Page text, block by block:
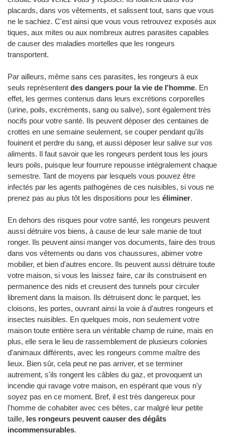
placards, dans vos vêtements, et salissent tout, sans que vous
ne le sachiez. C'est ainsi que vous vous retrouvez exposés aux
tiques, aux mites ou aux nombreux autres parasites capables
de causer des maladies mortelles que les rongeurs
transportent.
Par ailleurs, même sans ces parasites, les rongeurs à eux
seuls représentent des dangers pour la vie de l'homme. En
effet, les germes contenus dans leurs excrétions corporelles
(urine, poils, excréments, sang ou salive), sont également très
nocifs pour votre santé. Ils peuvent déposer des centaines de
crottes en une semaine seulement, se couper pendant qu'ils
fouinent et perdre du sang, et aussi déposer leur salive sur vos
aliments. Il faut savoir que les rongeurs perdent tous les jours
leurs poils, puisque leur fourrure repousse intégralement chaque
semestre. Tant de moyens par lesquels vous pouvez être
infectés par les agents pathogènes de ces nuisibles, si vous ne
prenez pas au plus tôt les dispositions pour les éliminer.
En dehors des risques pour votre santé, les rongeurs peuvent
aussi détruire vos biens, à cause de leur sale manie de tout
ronger. Ils peuvent ainsi manger vos documents, faire des trous
dans vos vêtements ou dans vos chaussures, abimer votre
mobilier, et bien d'autres encore. Ils peuvent aussi détruire toute
votre maison, si vous les laissez faire, car ils construisent en
permanence des nids et creusent des tunnels pour circuler
librement dans la maison. Ils détruisent donc le parquet, les
cloisons, les portes, ouvrant ainsi la voie à d'autres rongeurs et
insectes nuisibles. En quelques mois, non seulement votre
maison toute entière sera un véritable champ de ruine, mais en
plus, elle sera le lieu de rassemblement de plusieurs colonies
d'animaux différents, avec les rongeurs comme maître des
lieux. Bien sûr, cela peut ne pas arriver, et se terminer
autrement, s'ils rongent les câbles du gaz, et provoquent un
incendie qui ravage votre maison, en espérant que vous n'y
soyez pas en ce moment. Bref, il est très dangereux pour
l'homme de cohabiter avec ces bêtes, car malgré leur petite
taille, les rongeurs peuvent causer des dégâts
incommensurables.